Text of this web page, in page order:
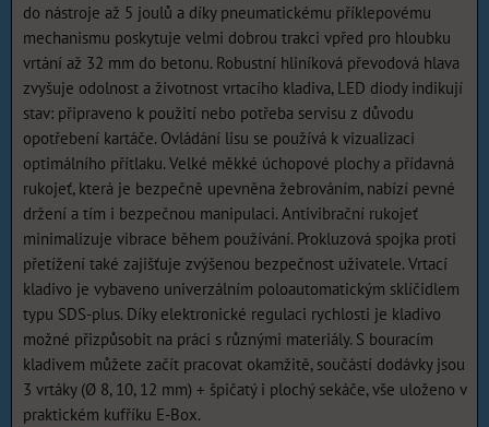
do nástroje až 5 joulů a díky pneumatickému příklepovému
mechanismu poskytuje velmi dobrou trakci vpřed pro hloubku
vrtání až 32 mm do betonu. Robustní hliníková převodová hlava
zvyšuje odolnost a životnost vrtacího kladiva, LED diody indikují
stav: připraveno k použití nebo potřeba servisu z důvodu
opotřebení kartáče. Ovládání lisu se používá k vizualizaci
optimálního přítlaku. Velké měkké úchopové plochy a přídavná
rukojeť, která je bezpečně upevněna žebrováním, nabízí pevné
držení a tím i bezpečnou manipulaci. Antivibrační rukojeť
minimalizuje vibrace během používání. Prokluzová spojka proti
přetížení také zajišťuje zvýšenou bezpečnost uživatele. Vrtací
kladivo je vybaveno univerzálním poloautomatickým sklíčidlem
typu SDS-plus. Díky elektronické regulaci rychlosti je kladivo
možné přizpůsobit na práci s různými materiály. S bouracím
kladivem můžete začít pracovat okamžitě, součástí dodávky jsou
3 vrtáky (Ø 8, 10, 12 mm) + špičatý i plochý sekáče, vše uloženo v
praktickém kufříku E-Box.